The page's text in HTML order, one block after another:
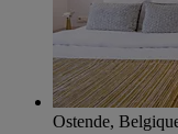
Ostende,